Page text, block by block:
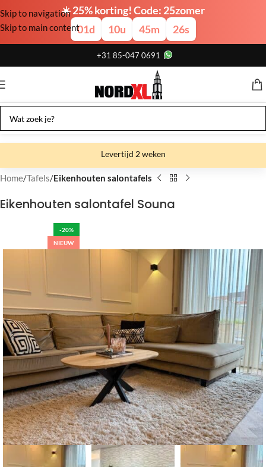
☀️ 25% korting! Code: 25zomer
01d 10u 45m 25s
Skip to navigation
Skip to main content
+31 85-047 0691
Levertijd 2 weken
Gratis verzending
Gratis afhalen
Home Tafels Eikenhouten salontafels
Eikenhouten salontafel Souna
-20%
NIEUW